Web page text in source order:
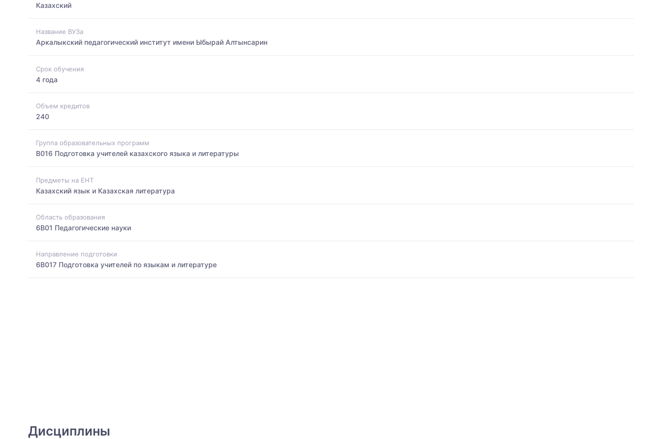
Казахский
Название ВУЗа
Аркалыкский педагогический институт имени Ыбырай Алтынсарин
Срок обучения
4 года
Объем кредитов
240
Группа образовательных программ
B016 Подготовка учителей казахского языка и литературы
Предметы на ЕНТ
Казахский язык и Казахская литература
Область образования
6B01 Педагогические науки
Направление подготовки
6B017 Подготовка учителей по языкам и литературе
Дисциплины